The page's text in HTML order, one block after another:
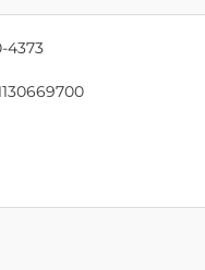
4373